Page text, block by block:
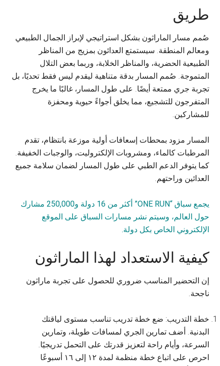
طريق
صُمم مسار الماراثون بشكل استراتيجي لإبراز الجمال الطبيعي
ومعالم المنطقة. سيستمتع العدائون بمزيج من المناظر
الطبيعية الحضرية، والمناظر الخلابة، وربما بعض التلال
المتموجة. صُمم المسار بدقة متناهية ليقدم ليس فقط تحديًا، بل
تجربة جري ممتعة أيضًا. على طول المسار، غالبًا ما يخرج
المتفرجون للتشجيع، مما يخلق أجواءً حيوية ومحفزة
للمشاركين.
المسار مزود بمحطات إسعافات أولية موزعة بانتظام، تقدم
المرطبات كالماء، ومشروبات الإلكتروليت، والوجبات الخفيفة.
كما يتوفر الدعم الطبي على طول المسار لضمان سلامة جميع
العدائين وراحتهم.
يجمع سباق “ONE RUN” أكثر من 16 دولة و250,000 مشارك
حول العالم، وسيتم نشر مسارات السباق على الموقع
الإلكتروني الخاص بكل دولة.
كيفية الاستعداد لهذا الماراثون
إن التحضير المناسب ضروري للحصول على تجربة ماراثون
ناجحة.
خطة التدريب: ضع خطة تدريب تناسب مستوى لياقتك
البدنية. أضف تمارين الجري لمسافات طويلة، وتمارين
السرعة، وأيام راحة لتعزيز قدرتك على التحمل تدريجيًا.
احرص على اتباع خطة منظمة لمدة ١٢ إلى ١٦ أسبوعًا